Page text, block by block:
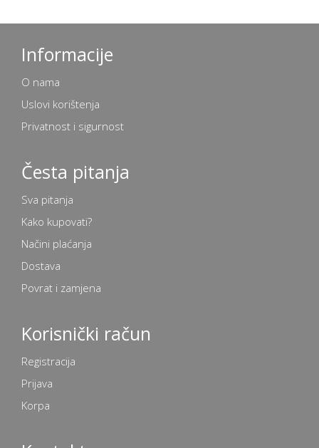
Informacije
O nama
Uslovi korištenja
Privatnost i sigurnost
Česta pitanja
Sva pitanja
Kako kupovati?
Načini plaćanja
Dostava
Povrat i zamjena
Korisnički račun
Registracija
Prijava
Korpa